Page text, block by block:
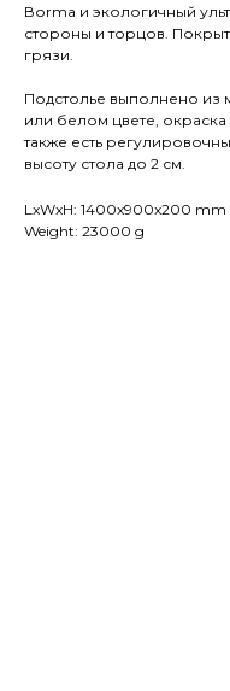
Воrmа и экологичный
стороны и торцов.
грязи.
Подстолье выполнено из
или белом цвете,
также есть
высоту стола до 2 см.
LxWxH: 1400x900x200 mm
Weight: 23000 g